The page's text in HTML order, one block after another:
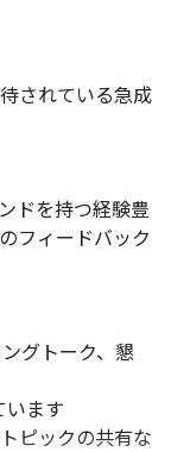
されている急成
ドを持つ経験豊
フィードバック
グトーク、懇
います
ピックの共有な